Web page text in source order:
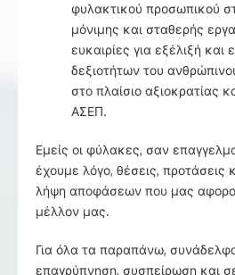
φυλακτικού προσωπικού
μόνιμης και σταθερής
ευκαιρίες για εξέλιξή και
δεξιοτήτων του
στο πλαίσιο αξιοκρατίας
ΑΣΕΠ.
Εμείς οι φύλακες, σαν
έχουμε λόγο, θέσεις, προτάσεις
λήψη αποφάσεων που μας
μέλλον μας.
Για όλα τα παραπάνω,
επαγρύπνηση, συσπείρωση και